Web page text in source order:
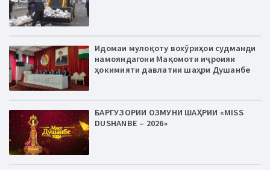
Идомаи мулоқоту вохӯриҳои судманди
намояндагони Мақомоти иҷроияи
ҳокимияти давлатии шаҳри Душанбе
БАРГУЗОРИИ ОЗМУНИ ШАҲРИИ «MISS
DUSHANBE – 2026»